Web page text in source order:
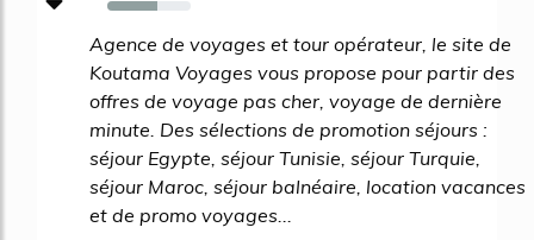
60%
Agence de voyages et tour opérateur, le site de
Koutama Voyages vous propose pour partir des
offres de voyage pas cher, voyage de dernière
minute. Des sélections de promotion séjours :
séjour Egypte, séjour Tunisie, séjour Turquie,
séjour Maroc, séjour balnéaire, location vacances
et de promo voyages...